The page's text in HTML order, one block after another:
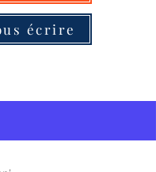
écrire